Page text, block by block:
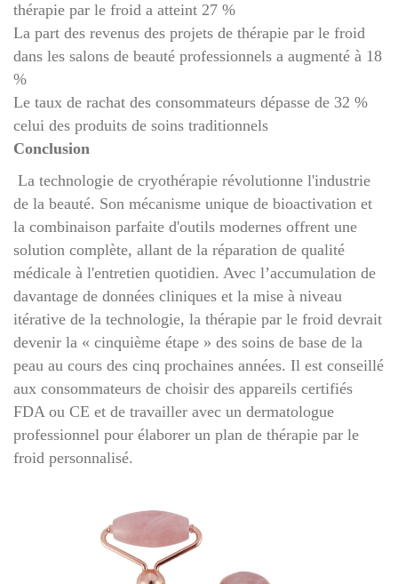
thérapie par le froid a atteint 27 %
La part des revenus des projets de thérapie par le froid
dans les salons de beauté professionnels a augmenté à 18
%
Le taux de rachat des consommateurs dépasse de 32 %
celui des produits de soins traditionnels
Conclusion
La technologie de cryothérapie révolutionne l'industrie
de la beauté. Son mécanisme unique de bioactivation et
la combinaison parfaite d'outils modernes offrent une
solution complète, allant de la réparation de qualité
médicale à l'entretien quotidien. Avec l’accumulation de
davantage de données cliniques et la mise à niveau
itérative de la technologie, la thérapie par le froid devrait
devenir la « cinquième étape » des soins de base de la
peau au cours des cinq prochaines années. Il est conseillé
aux consommateurs de choisir des appareils certifiés
FDA ou CE et de travailler avec un dermatologue
professionnel pour élaborer un plan de thérapie par le
froid personnalisé.